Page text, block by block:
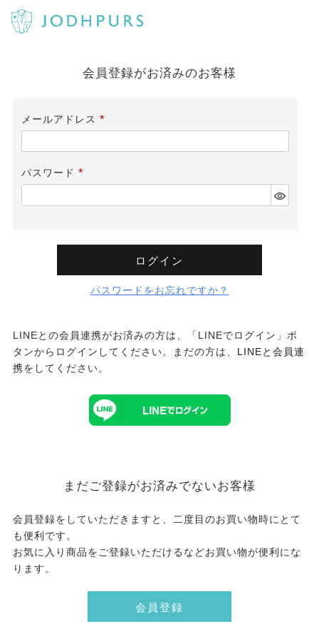
会員登録がお済みのお客様
メールアドレス
須)
パスワード
須)
ログイン
パスワードをお忘れですか？
LINEとの会員連携がお済みの方は、「LINEでログイン」ボ
タンからログインしてください。まだの方は、 LINEと会員連
携をしてください。
まだご登録がお済みでないお客様
会員登録をしていただきますと、二度目のお買い物時にとて
も便利です。
お気に入り商品をご登録いただけるなどお買い物が便利にな
ります。
会員登録